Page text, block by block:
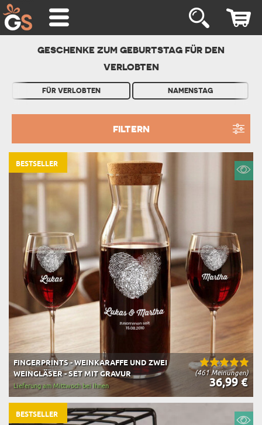
GESCHENKE ZUM GEBURTSTAG FÜR DEN
VERLOBTEN
FÜR VERLOBTEN NAMENSTAG
FILTERN
(461 Meinungen)
FINGERPRINTS - WEINKARAFFE UND ZWEI
WEINGLÄSER - SET MIT GRAVUR
36,99 €
Lieferung am Mittwoch bei Ihnen
BESTSELLER
BESTSELLER